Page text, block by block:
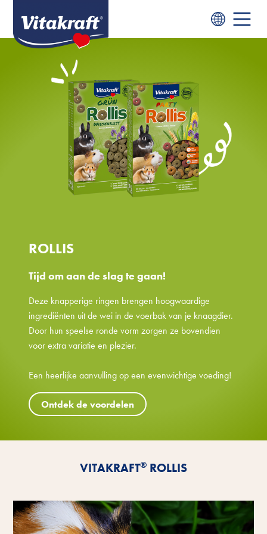
ROLLIS
Tijd om aan de slag te gaan!
Deze knapperige ringen brengen hoogwaardige
ingrediënten uit de wei in de voerbak van je knaagdier.
Door hun speelse ronde vorm zorgen ze bovendien
voor extra variatie en plezier.
Een heerlijke aanvulling op een evenwichtige voeding!
Ontdek de voordelen
VITAKRAFT® ROLLIS